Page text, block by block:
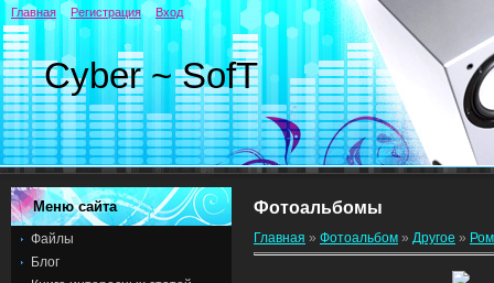
Cyber ~ SofT
Главная Регистрация Вход
Меню сайта
Файлы
Блог
Фотоальбомы
Главная » Фотоальбом » Другое »